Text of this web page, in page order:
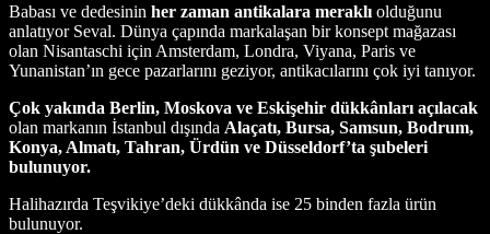
Babası ve dedesinin her zaman antikalara meraklı olduğunu
anlatıyor Seval. Dünya çapında markalaşan bir konsept mağazası
olan Nisantaschi için Amsterdam, Londra, Viyana, Paris ve
Yunanistan’ın gece pazarlarını geziyor, antikacılarını çok iyi tanıyor.
Çok yakında Berlin, Moskova ve Eskişehir dükkânları açılacak
olan markanın İstanbul dışında Alaçatı, Bursa, Samsun, Bodrum,
Konya, Almatı, Tahran, Ürdün ve Düsseldorf’ta şubeleri
bulunuyor.
Halihazırda Teşvikiye’deki dükkânda ise 25 binden fazla ürün
bulunuyor.